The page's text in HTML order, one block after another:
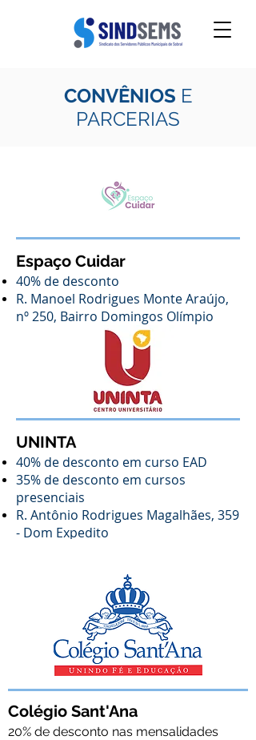
CONVÊNIOS E
PARCERIAS
Espaço Cuidar
40% de desconto
R. Manoel Rodrigues Monte Araújo,
nº 250, Bairro Domingos Olímpio
UNINTA
40% de desconto em curso EAD
35% de desconto em cursos
presenciais
R. Antônio Rodrigues Magalhães, 359
- Dom Expedito
Colégio Sant'Ana
20% de desconto nas mensalidades